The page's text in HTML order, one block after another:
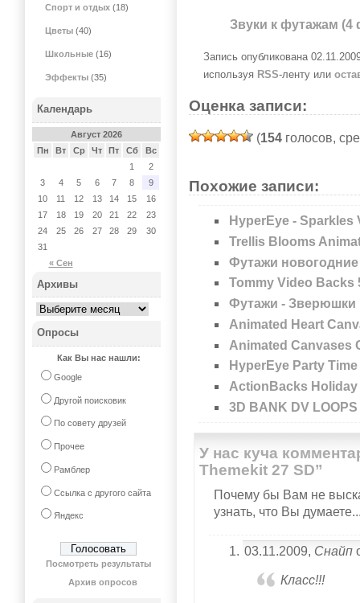
Звуки к футажам (4
Запись опубликована
используя RSS-ленту или
Оценка записи:
(154 голосов,
Похожие записи:
HyperEye -
Trellis Blooms
Футажи новогодние
Tommy Video Backs
Футажи - Зверюшки
Animated Heart
Animated Canvases
HyperEye Party
ActionBacks Holiday
3D BANK DV
У нас куча
Themekit 27 SD”
Почему бы Вам не
узнать, что Вы
03.11.2009, Снайп
Класс!!!
Спорт и отдых (18)
Цветы (40)
Школьные (16)
Эффекты (35)
Календарь
Август 2026
Пн
Вт Ср Чт Пт Сб Вс
« Сен
1
2
3
4 5 6 7 8
9
10
11 12 13 14 15
16
17
18 19 20 21 22
23
24
25 26 27 28 29
30
31
Архивы
Опросы
Как Вы нас нашли:
Google
Другой поисковик
По совету друзей
Прочее
Рамблер
Ссылка с другого сайта
Яндекс
Посмотреть результаты
Архив опросов